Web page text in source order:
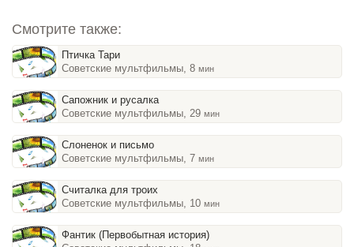
Смотрите также:
Птичка Тари
Советские мультфильмы, 8мин
Сапожник и русалка
Советские мультфильмы, 29мин
Слоненок и письмо
Советские мультфильмы, 7мин
Считалка для троих
Советские мультфильмы, 10мин
Фантик (Первобытная история)